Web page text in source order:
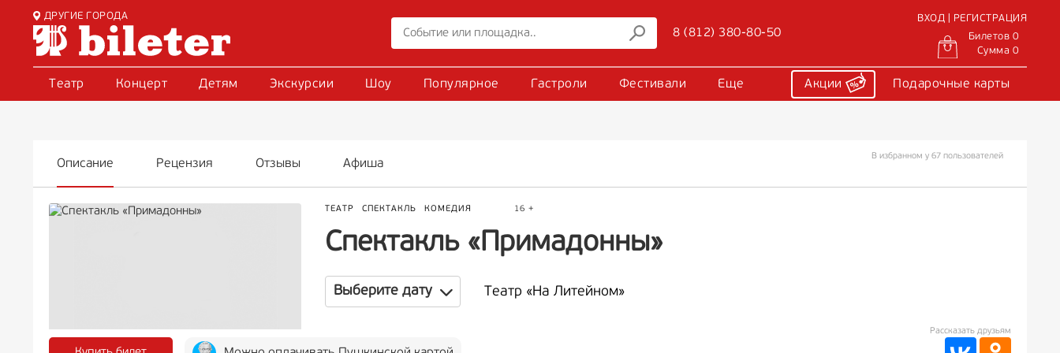
ДРУГИЕ ГОРОДА
8 (812) 380-80-50
ВХОД | РЕГИСТРАЦИЯ
Билетов 0
Сумма 0
Театр Концерт Детям Экскурсии Шоу Популярное Гастроли Фестивали Еще Акции Подарочные карты
Описание Рецензия Отзывы Афиша
В избранном у 67 пользователей
ТЕАТР СПЕКТАКЛЬ КОМЕДИЯ 16 +
Спектакль «Примадонны»
Выберите дату Театр «На Литейном»
Рассказать друзьям